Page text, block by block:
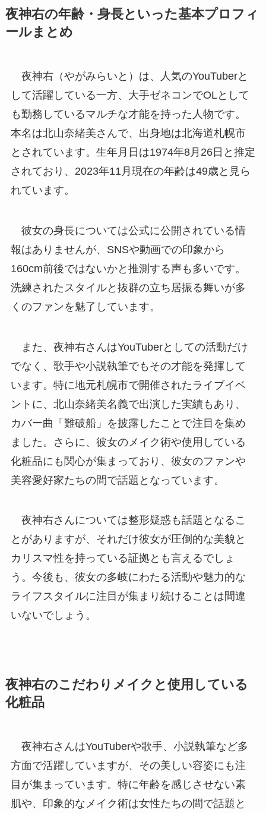
夜神右の年齢・身長といった基本プロフィ
ールまとめ
夜神右（やがみらいと）は、人気のYouTuberと
して活躍している一方、大手ゼネコンでOLとして
も勤務しているマルチな才能を持った人物です。
本名は北山奈緒美さんで、出身地は北海道札幌市
とされています。生年月日は1974年8月26日と推定
されており、2023年11月現在の年齢は49歳と見ら
れています。
彼女の身長については公式に公開されている情
報はありませんが、SNSや動画での印象から
160cm前後ではないかと推測する声も多いです。
洗練されたスタイルと抜群の立ち居振る舞いが多
くのファンを魅了しています。
また、夜神右さんはYouTuberとしての活動だけ
でなく、歌手や小説執筆でもその才能を発揮して
います。特に地元札幌市で開催されたライブイベ
ントに、北山奈緒美名義で出演した実績もあり、
カバー曲「難破船」を披露したことで注目を集め
ました。さらに、彼女のメイク術や使用している
化粧品にも関心が集まっており、彼女のファンや
美容愛好家たちの間で話題となっています。
夜神右さんについては整形疑惑も話題となるこ
とがありますが、それだけ彼女が圧倒的な美貌と
カリスマ性を持っている証拠とも言えるでしょ
う。今後も、彼女の多岐にわたる活動や魅力的な
ライフスタイルに注目が集まり続けることは間違
いないでしょう。
夜神右のこだわりメイクと使用している
化粧品
夜神右さんはYouTuberや歌手、小説執筆など多
方面で活躍していますが、その美しい容姿にも注
目が集まっています。特に年齢を感じさせない素
肌や、印象的なメイク術は女性たちの間で話題と